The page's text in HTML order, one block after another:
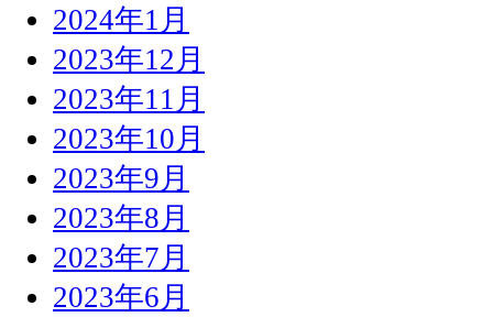
2024年1月
2023年12月
2023年11月
2023年10月
2023年9月
2023年8月
2023年7月
2023年6月